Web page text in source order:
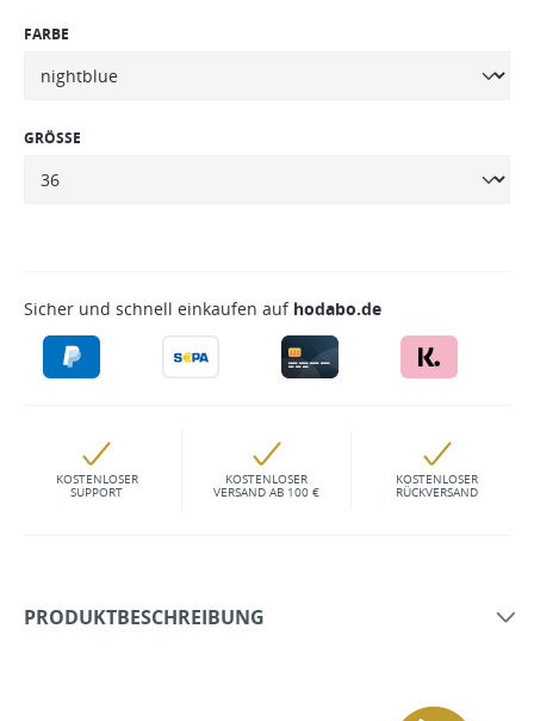
FARBE
GRÖSSE
Sicher und schnell einkaufen auf hodabo.de
KOSTENLOSER
SUPPORT
KOSTENLOSER
VERSAND AB 100 €
KOSTENLOSER
RÜCKVERSAND
PRODUKTBESCHREIBUNG